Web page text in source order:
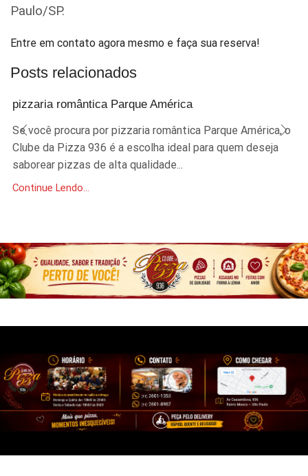
Paulo/SP.
Entre em contato agora mesmo e faça sua reserva!
Posts relacionados
pizzaria romântica Parque América
Se você procura por pizzaria romântica Parque América, o
Clube da Pizza 936 é a escolha ideal para quem deseja
saborear pizzas de alta qualidade...
Continue Lendo...